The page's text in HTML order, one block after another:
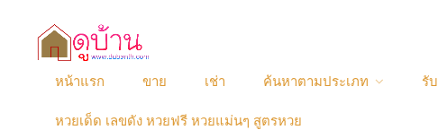
หน้าแรก ขาย เช่า ค้นหาตามประเภท รั
หวยเด็ด เลขดัง หวยฟรี หวยแม่นๆ สูตรหวย